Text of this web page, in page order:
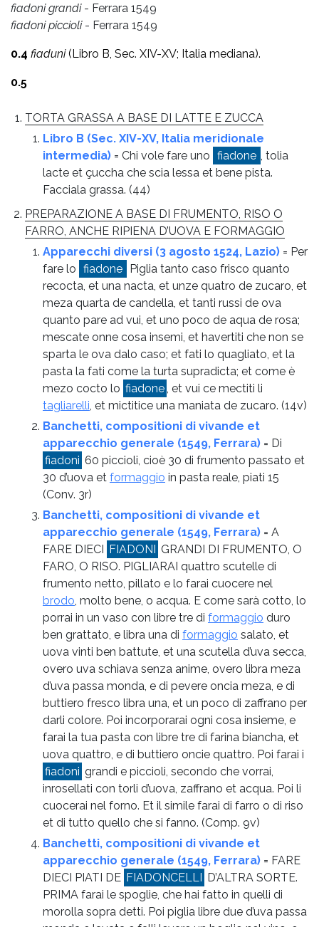
fiadoni grandi - Ferrara 1549
fiadoni piccioli- Ferrara 1549
0.4 fiaduni(Libro B, Sec. XIV-XV; Italia mediana).
0.5
TORTA GRASSA A BASE DI LATTE E ZUCCA
Libro B (Sec. XIV-XV, Italia meridionale
intermedia) = Chi vole fare uno fiadone , tolia
lacte et çuccha che scia lessa et bene pista.
Facciala grassa. (44)
PREPARAZIONE A BASE DI FRUMENTO, RISO O
FARRO, ANCHE RIPIENA D’UOVA E FORMAGGIO
Apparecchi diversi (3 agosto 1524, Lazio) = Per
fare lo fiadone Piglia tanto caso frisco quanto
recocta, et una nacta, et unze quatro de zucaro, et
meza quarta de candella, et tanti russi de ova
quanto pare ad vui, et uno poco de aqua de rosa;
mescate onne cosa insemi, et havertiti che non se
sparta le ova dalo caso; et fati lo quagliato, et la
pasta la fati come la turta supradicta; et come è
mezo cocto lo fiadone, et vui ce mectiti li
tagliarelli, et mictitice una maniata de zucaro. (14v)
Banchetti, compositioni di vivande et
apparecchio generale (1549, Ferrara) = Di
fiadoni 60 piccioli, cioè 30 di frumento passato et
30 d’uova et formaggio in pasta reale, piati 15
(Conv. 3r)
Banchetti, compositioni di vivande et
apparecchio generale (1549, Ferrara) = A
FARE DIECI FIADONI GRANDI DI FRUMENTO, O
FARO, O RISO. PIGLIARAI quattro scutelle di
frumento netto, pillato e lo farai cuocere nel
brodo, molto bene, o acqua. E come sarà cotto, lo
porrai in un vaso con libre tre di formaggio duro
ben grattato, e libra una di formaggio salato, et
uova vinti ben battute, et una scutella d’uva secca,
overo uva schiava senza anime, overo libra meza
d’uva passa monda, e di pevere oncia meza, e di
buttiero fresco libra una, et un poco di zaffrano per
darli colore. Poi incorporarai ogni cosa insieme, e
farai la tua pasta con libre tre di farina biancha, et
uova quattro, e di buttiero oncie quattro. Poi farai i
fiadoni grandi e piccioli, secondo che vorrai,
inrosellati con torli d’uova, zaffrano et acqua. Poi li
cuocerai nel forno. Et il simile farai di farro o di riso
et di tutto quello che si fanno. (Comp. 9v)
Banchetti, compositioni di vivande et
apparecchio generale (1549, Ferrara) = FARE
DIECI PIATI DE FIADONCELLI D’ALTRA SORTE.
PRIMA farai le spoglie, che hai fatto in quelli di
morolla sopra detti. Poi piglia libre due d’uva passa